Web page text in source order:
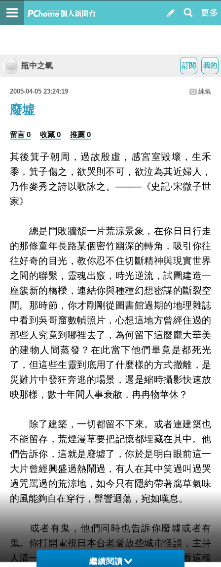
我的
訂閱
瓶中之氧
2005-04-05 23:24:19 純氧
廢墟
留言 0 收藏 0 推薦 0
其後箕子朝周，過故殷虛，感宮室毀壞，生禾
黍，箕子傷之，欲哭則不可，欲泣為其近婦人，
乃作麥秀之詩以歌詠之。────《史記‧宋微子世
家》
總是門敗牆頹一片荒涼景象，在你日日行走
的那條童年長路某個密竹幽深的轉角，吸引你往
往好奇的目光，教你忍不住切斷精神與現實世界
之間的聯繫，靈魂出竅，時光逆流，試圖建造一
座簇新的橋樑，連結你與種種幻想密謀的斷裂空
間。那時節，你才剛剛從圖書館過期的地理雜誌
中看到吳哥窟數幀照片，心想這地方曾經住過的
那些人究竟到哪裡去了，為何留下這麼龐大華美
的建物人間蒸發？在此當下他們畢竟是都死光
了，但這些生靈到底用了什麼樣的方式撤離，是
災難片中發狂奔逃的場景，還是縮時攝影快速放
映那樣，數十年間人事衰敝，冉冉物華休？
除了建築，一切都留不下來。或者連建築也
不能留存，荒煙漫草要把記憶都埋藏在其中。他
們告訴你，這就是廢墟了，你於是明白眼前這一
大片曾經興盛過熱鬧過，有人在其中笑過叫過哭
過咒罵過的荒涼地，如今只有隱約帶著腐草氣味
的風能夠自在穿行，聲響迴蕩，宛如嘆息。
或者有鬼，他們同時也告訴你廢墟或者有
鬼。你打開電視日本台老愛放些城市怪談，主持
人清一色好可愛偶像小男生（都是女孩在看這種
繼續閱讀